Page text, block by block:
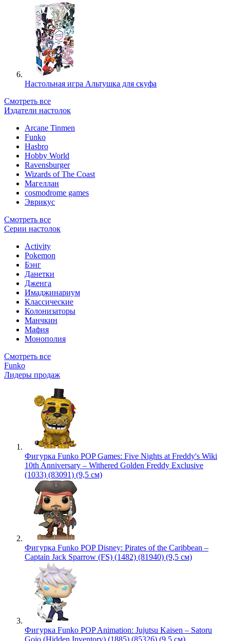
Настольная игра Альтушка для скуфа
Смотреть все
Издатели настолок
Arcane Tinmen
Funko
Hasbro
Hobby World
Ravensburger
Wizards of The Coast
Магеллан
сosmodrome games
Эврикус
Смотреть все
Серии настолок
Activity
Pokemon
Бэнг
Данетки
Дженга
Имаджинариум
Классические
Колонизаторы
Манчкин
Мафия
Монополия
Смотреть все
Funko
Лидеры продаж
Фигурка Funko POP Games: Five Nights at Freddy's Wiki
10th Anniversary – Withered Golden Freddy Exclusive
(1033) (83091) (9,5 см)
Фигурка Funko POP Disney: Pirates of the Caribbean –
Captain Jack Sparrow (FS) (1482) (81940) (9,5 см)
Фигурка Funko POP Animation: Jujutsu Kaisen – Satoru
Gojo (Hidden Inventory) (1885) (85326) (9,5 см)